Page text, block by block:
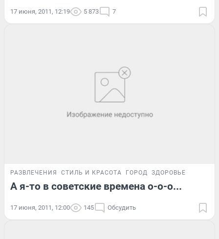
17 июня, 2011, 12:19 5 873 7
РАЗВЛЕЧЕНИЯ СТИЛЬ И КРАСОТА ГОРОД ЗДОРОВЬЕ
А я-то в советские времена о-о-о...
17 июня, 2011, 12:00 145 Обсудить